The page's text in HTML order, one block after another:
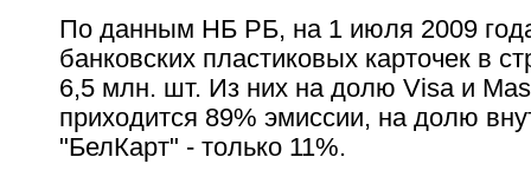
По данным НБ РБ, на 1 июля 2009
банковских пластиковых карточек в
6,5 млн. шт. Из них на долю Visa и
приходится 89% эмиссии, на долю
"БелКарт" - только 11%.